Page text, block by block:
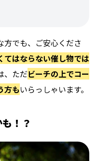
方でも、ご安心くださ
てはならない催し物では
、ただビーチの上でコー
方もいらっしゃいます。
！？